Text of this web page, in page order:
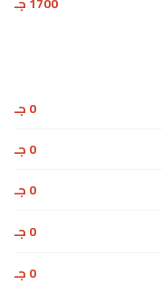
0 جـ
0 جـ
0 جـ
0 جـ
0 جـ